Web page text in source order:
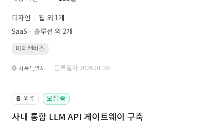
디자인
웹 외 1개
SaaSㆍ솔루션 외 2개
미리캔버스
서울특별시 · 등록일자 2026.01.26.
📔 외주 모집 중
사내 통합 LLM API 게이트웨이 구축